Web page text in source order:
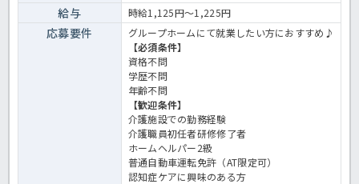
給与 時給1,125円～1,225円
応募要件
グループホームにて就業したい方におすすめ♪
【必須条件】
資格不問
学歴不問
年齢不問
【歓迎条件】
介護施設での勤務経験
介護職員初任者研修修了者
ホームヘルパー2級
普通自動車運転免許（AT限定可）
認知症ケアに興味のある方